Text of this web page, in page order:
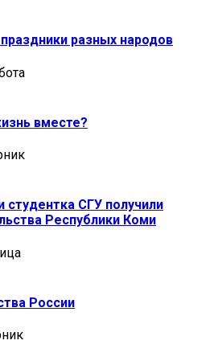
разных народов
вместе?
студентка СГУ получили
Республики Коми
России